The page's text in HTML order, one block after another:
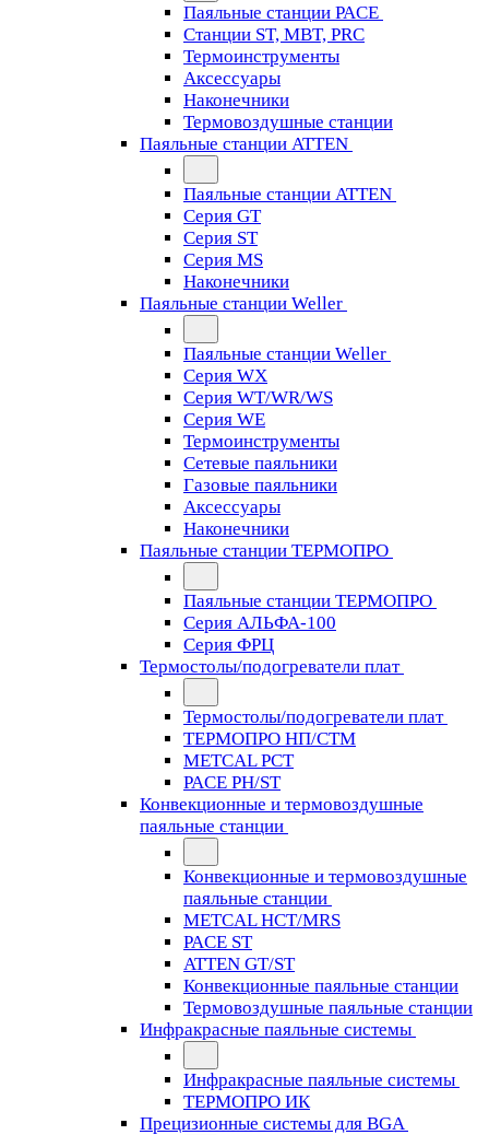
Паяльные станции PACE
Станции ST, MBT, PRC
Термоинструменты
Аксессуары
Наконечники
Термовоздушные станции
Паяльные станции ATTEN
Паяльные станции ATTEN
Серия GT
Серия ST
Серия MS
Наконечники
Паяльные станции Weller
Паяльные станции Weller
Серия WX
Серия WT/WR/WS
Серия WE
Термоинструменты
Сетевые паяльники
Газовые паяльники
Аксессуары
Наконечники
Паяльные станции ТЕРМОПРО
Паяльные станции ТЕРМОПРО
Серия АЛЬФА-100
Серия ФРЦ
Термостолы/подогреватели плат
Термостолы/подогреватели плат
ТЕРМОПРО НП/СТМ
METCAL PCT
PACE PH/ST
Конвекционные и термовоздушные
паяльные станции
Конвекционные и термовоздушные
паяльные станции
METCAL HCT/MRS
PACE ST
ATTEN GT/ST
Конвекционные паяльные станции
Термовоздушные паяльные станции
Инфракрасные паяльные системы
Инфракрасные паяльные системы
ТЕРМОПРО ИК
Прецизионные системы для BGA